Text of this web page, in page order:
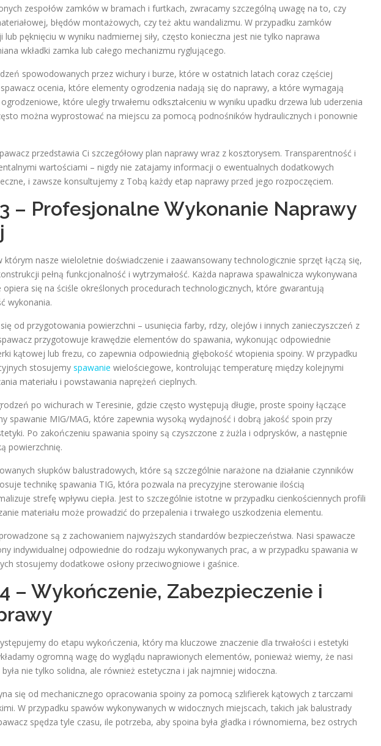
zespołów zamków w bramach i furtkach, zwracamy szczególną uwagę na to, czy
błędów montażowych, czy też aktu wandalizmu. W przypadku zamków
lub pęknięciu w wyniku nadmiernej siły, często konieczna jest nie tylko naprawa
wkładki zamka lub całego mechanizmu ryglującego.
spowodowanych przez wichury i burze, które w ostatnich latach coraz częściej
ocenia, które elementy ogrodzenia nadają się do naprawy, a które wymagają
które uległy trwałemu odkształceniu w wyniku upadku drzewa lub uderzenia
można wyprostować na miejscu za pomocą podnośników hydraulicznych i ponownie
przedstawia Ci szczegółowy plan naprawy wraz z kosztorysem. Transparentność i
wartościami – nigdy nie zatajamy informacji o ewentualnych dodatkowych
i zawsze konsultujemy z Tobą każdy etap naprawy przed jego rozpoczęciem.
– Profesjonalne Wykonanie Naprawy
którym nasze wieloletnie doświadczenie i zaawansowany technologicznie sprzęt łączą się,
pełną funkcjonalność i wytrzymałość. Każda naprawa spawalnicza wykonywana
opiera się na ściśle określonych procedurach technologicznych, które gwarantują
wykonania.
od przygotowania powierzchni – usunięcia farby, rdzy, olejów i innych zanieczyszczeń z
przygotowuje krawędzie elementów do spawania, wykonując odpowiednie
kątowej lub frezu, co zapewnia odpowiednią głębokość wtopienia spoiny. W przypadku
stosujemy spawanie wielościegowe, kontrolując temperaturę między kolejnymi
materiału i powstawania naprężeń cieplnych.
po wichurach w Teresinie, gdzie często występują długie, proste spoiny łączące
spawanie MIG/MAG, które zapewnia wysoką wydajność i dobrą jakość spoin przy
Po zakończeniu spawania spoiny są czyszczone z żużla i odprysków, a następnie
powierzchnię.
słupków balustradowych, które są szczególnie narażone na działanie czynników
technikę spawania TIG, która pozwala na precyzyjne sterowanie ilością
strefę wpływu ciepła. Jest to szczególnie istotne w przypadku cienkościennych profili
materiału może prowadzić do przepalenia i trwałego uszkodzenia elementu.
są z zachowaniem najwyższych standardów bezpieczeństwa. Nasi spawacze
indywidualnej odpowiednie do rodzaju wykonywanych prac, a w przypadku spawania w
stosujemy dodatkowe osłony przeciwogniowe i gaśnice.
– Wykończenie, Zabezpieczenie i
do etapu wykończenia, który ma kluczowe znaczenie dla trwałości i estetyki
ogromną wagę do wyglądu naprawionych elementów, ponieważ wiemy, że nasi
nie tylko solidna, ale również estetyczna i jak najmniej widoczna.
się od mechanicznego opracowania spoiny za pomocą szlifierek kątowych z tarczami
W przypadku spawów wykonywanych w widocznych miejscach, takich jak balustrady
spędza tyle czasu, ile potrzeba, aby spoina była gładka i równomierna, bez ostrych